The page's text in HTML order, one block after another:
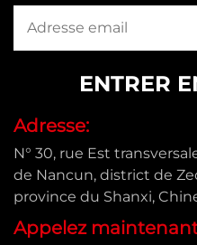
ENTRER
Adresse:
N° 30, rue Est
de Nancun, district de
province du Shanxi,
Appelez